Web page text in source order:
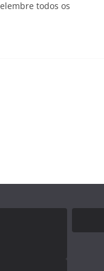
todos os